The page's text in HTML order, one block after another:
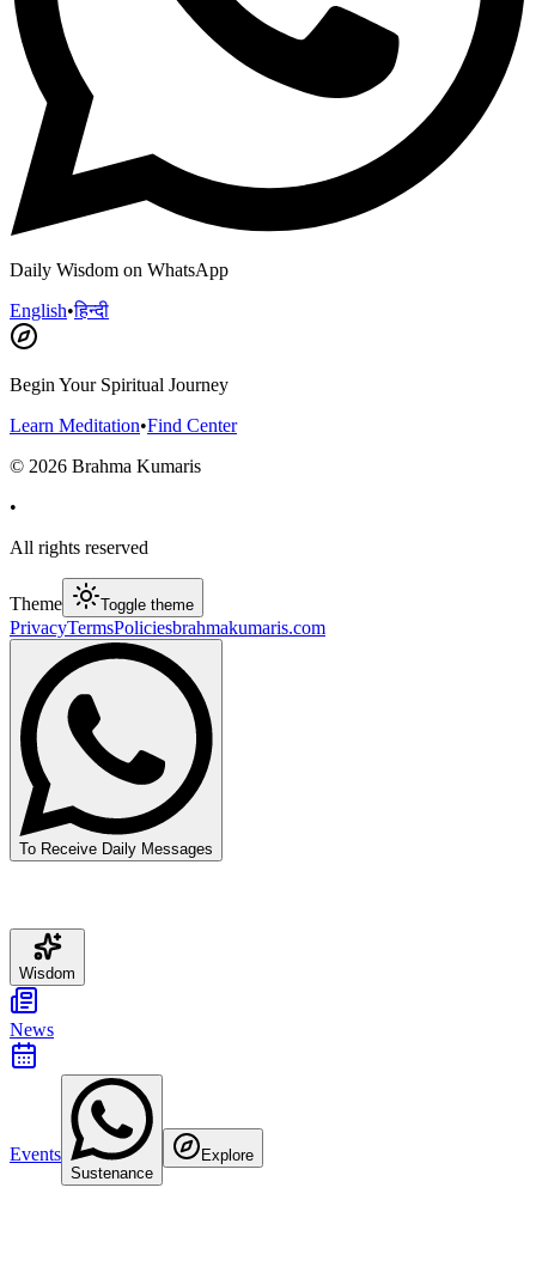
Daily Wisdom on WhatsApp
English•हिन्दी
Begin Your Spiritual Journey
Learn Meditation•Find Center
© 2026 Brahma Kumaris
•
All rights reserved
Theme Toggle theme
PrivacyTermsPoliciesbrahmakumaris.com
To Receive Daily Messages
Wisdom
News
Events
Sustenance
Explore